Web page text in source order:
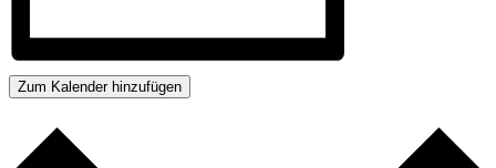
Zum Kalender hinzufügen